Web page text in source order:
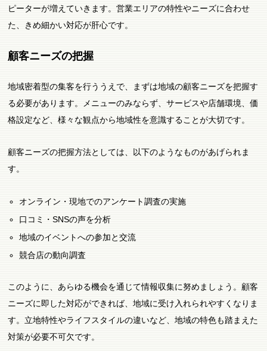
ピーターが増えていきます。営業エリアの特性やニーズに合わせ
た、きめ細かい対応が肝心です。
顧客ニーズの把握
地域密着型の集客を行ううえで、まずは地域の顧客ニーズを把握す
る必要があります。メニューのみならず、サービスや店舗環境、価
格設定など、様々な観点から地域性を意識することが大切です。
顧客ニーズの把握方法としては、以下のようなものがあげられま
す。
オンライン・現地でのアンケート調査の実施
口コミ・SNSの声を分析
地域のイベントへの参加と交流
競合店の動向調査
このように、あらゆる機会を通じて情報収集に努めましょう。顧客
ニーズに即した対応ができれば、地域に受け入れられやすくなりま
す。立地特性やライフスタイルの違いなど、地域の特色も踏まえた
対策が必要不可欠です。